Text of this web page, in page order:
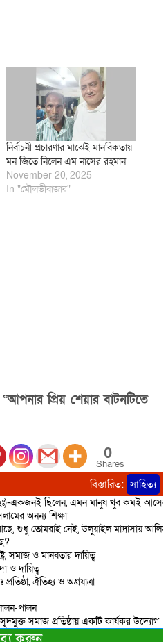
নির্বাচনী প্রচারণার মাঝেই মানবিকতায়
মন জিতে নিলেন এম নাসের রহমান
November 20, 2025
In "মৌলভীবাজার"
প্রিয় শেয়ার বাটনটিতে
0
Shares
বিস্তারিত: সাহিত্য
একজনই ছিলেন, এমন মানুষ খুব কমই আসেন
অনন্য শিক্ষা
শুধু তোমরাই নেই, উলুয়াইল মাদ্রাসায় আলিম
সমাজ ও মানবতার দায়িত্ব
ও দায়িত্ব
ঐতিহ্য ও অগ্রযাত্রা
পালন
সুদমুক্ত সমাজ প্রতিষ্ঠায় একটি কার্যকর উদ্যোগ